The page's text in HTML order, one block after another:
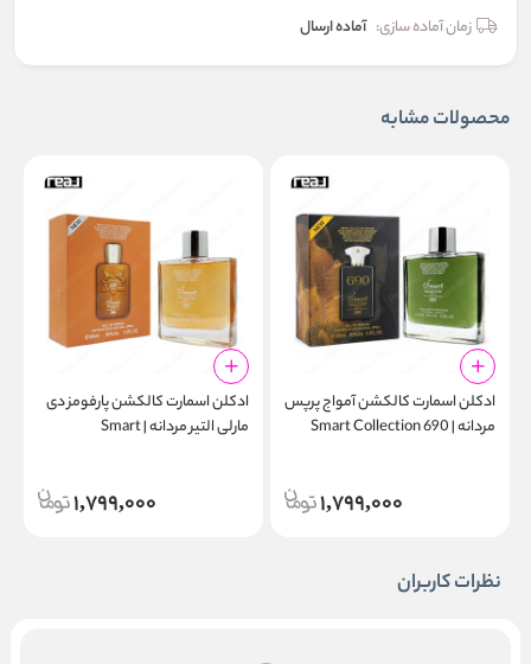
زمان آماده سازی: آماده ارسال
محصولات مشابه
ادکلن اسمارت کالکشن آمواج پرپس
مردانه | Smart Collection 690
1,799,000
ادکلن اسمارت کالکشن پارفومز دی
مارلی التیر مردانه | Smart
1,799,000
نظرات کاربران